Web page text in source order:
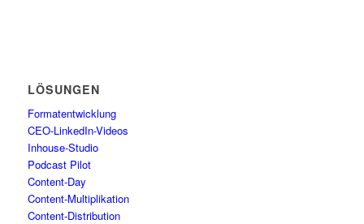
LÖSUN­GEN
For­ma­t­ent­wick­lung
CEO-Lin­ke­dIn-Vide­os
Inhouse-Stu­dio
Pod­cast Pilot
Con­tent-Day
Con­tent-Mul­ti­pli­ka­ti­on
Con­tent-Dis­tri­bu­ti­on